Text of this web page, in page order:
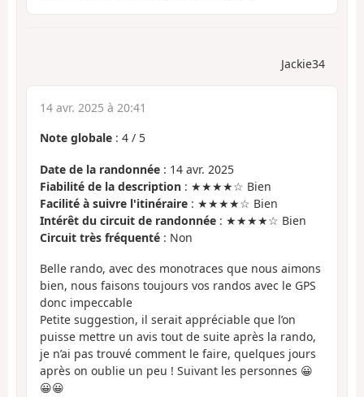
Jackie34
14 avr. 2025 à 20:41
Note globale : 4 / 5
Date de la randonnée : 14 avr. 2025
Fiabilité de la description : ★★★★☆ Bien
Facilité à suivre l'itinéraire : ★★★★☆ Bien
Intérêt du circuit de randonnée : ★★★★☆ Bien
Circuit très fréquenté : Non
Belle rando, avec des monotraces que nous aimons
bien, nous faisons toujours vos randos avec le GPS
donc impeccable
Petite suggestion, il serait appréciable que l’on
puisse mettre un avis tout de suite après la rando,
je n’ai pas trouvé comment le faire, quelques jours
après on oublie un peu ! Suivant les personnes 😀
😀😀